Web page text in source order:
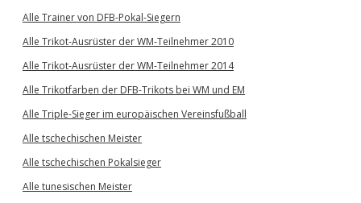
Alle Trainer von DFB-Pokal-Siegern
Alle Trikot-Ausrüster der WM-Teilnehmer 2010
Alle Trikot-Ausrüster der WM-Teilnehmer 2014
Alle Trikotfarben der DFB-Trikots bei WM und EM
Alle Triple-Sieger im europäischen Vereinsfußball
Alle tschechischen Meister
Alle tschechischen Pokalsieger
Alle tunesischen Meister